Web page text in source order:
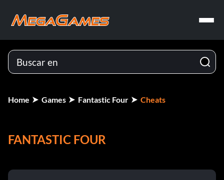
Home Games Fantastic Four Cheats
FANTASTIC FOUR